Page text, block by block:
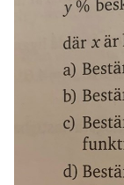
högskolan
(mattedelen)
ämnen